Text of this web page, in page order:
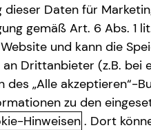
dieser Daten für
gemäß Art. 6 Abs. 1
und kann die
Drittanbieter (z.B. bei
des „Alle akzeptieren“-
zu den
Hinweisen . Dort